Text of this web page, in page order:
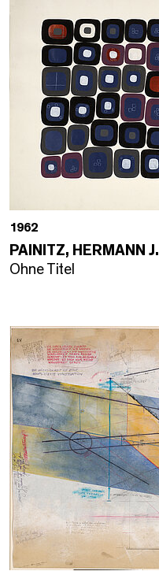
1962
PAINITZ, HERMANN J.
Ohne Titel